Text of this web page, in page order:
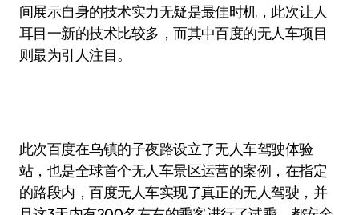
间展示自身的技术实力无疑是最佳时机，此次让人
耳目一新的技术比较多，而其中百度的无人车项目
则最为引人注目。
此次百度在乌镇的子夜路设立了无人车驾驶体验
站，也是全球首个无人车景区运营的案例，在指定
的路段内，百度无人车实现了真正的无人驾驶，并